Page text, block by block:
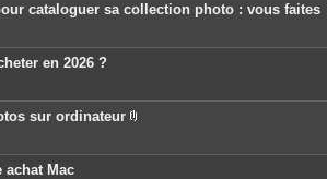
cataloguer sa collection photo : vous faites
en 2026 ?
sur ordinateur
è
achat Mac